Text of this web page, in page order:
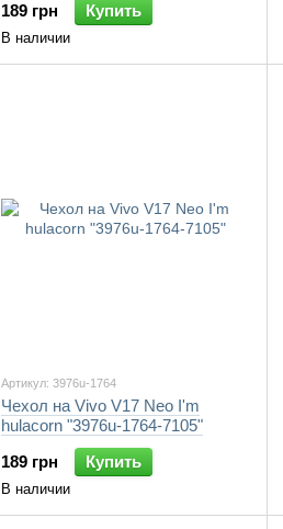
189 грн
Купить
В наличии
Артикул: 3976u-1764
Чехол на Vivo V17 Neo I'm
hulacorn "3976u-1764-7105"
189 грн
Купить
В наличии